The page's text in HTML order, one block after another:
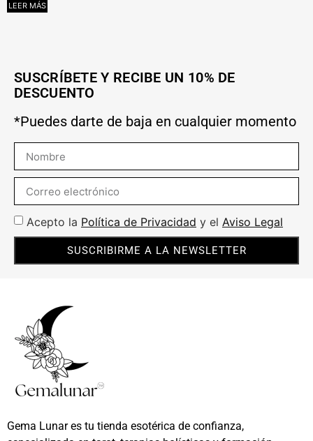
LEER MÁS
SUSCRÍBETE Y RECIBE UN 10% DE
DESCUENTO
*Puedes darte de baja en cualquier momento
Acepto la Política de Privacidad y el Aviso Legal
SUSCRIBIRME A LA NEWSLETTER
Gema Lunar es tu tienda esotérica de confianza,